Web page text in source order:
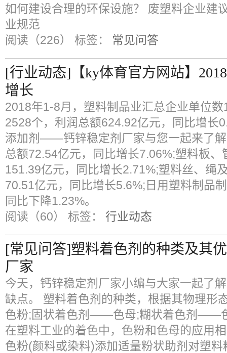
如何建设合理的环保设施？ 废塑料企业建
业规范
阅读（226） 标签： 常见问答
[行业动态]【ky体育官方网站】
增长
2018年1-8月，塑料制品业汇总企业单位
2528个，利润总额624.92亿元，同比增长
添加剂——钙锌稳定剂厂家与您一起来了
总额72.54亿元，同比增长7.06%;塑料板
151.39亿元，同比增长2.71%;塑料丝、绳
70.51亿元，同比增长5.6%;日用塑料制品
同比下降1.23%。
阅读（60） 标签： 行业动态
[常见问答]塑料着色剂的种类及其
厂家
今天，钙锌稳定剂厂家小编与大家一起了
缺点。 塑料着色剂的种类，根据其物理
色粉;固状着色剂——色母;糊状着色剂——
在塑料工业的着色中，色粉和色母的应用
色粉(颜料或染料)添加适量粉状助剂对塑